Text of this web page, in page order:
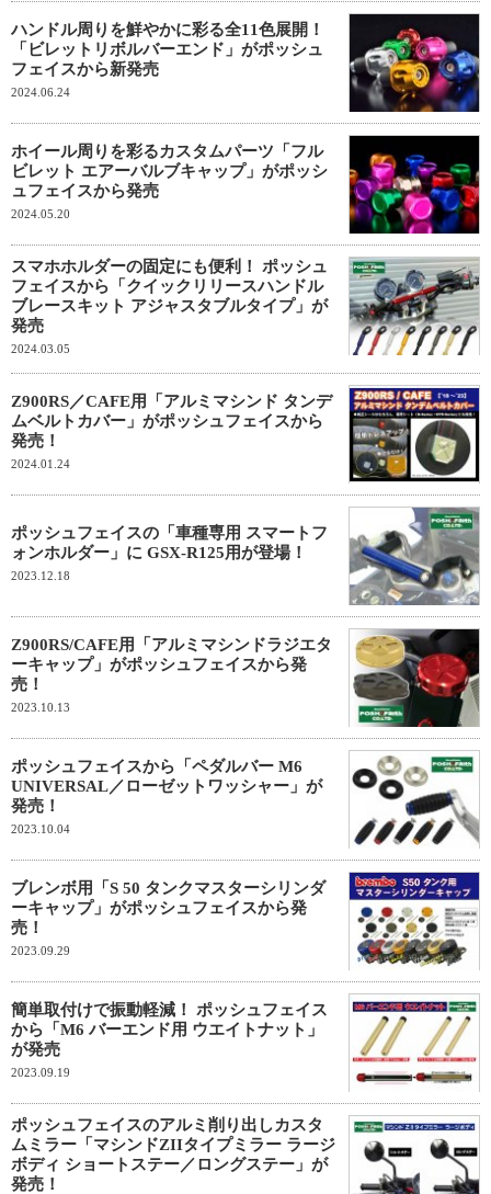
ハンドル周りを鮮やかに彩る全11色展開！
「ビレットリボルバーエンド」がポッシュ
フェイスから新発売
2024.06.24
ホイール周りを彩るカスタムパーツ「フル
ビレット エアーバルブキャップ」がポッシ
ュフェイスから発売
2024.05.20
スマホホルダーの固定にも便利！ ポッシュ
フェイスから「クイックリリースハンドル
ブレースキット アジャスタブルタイプ」が
発売
2024.03.05
Z900RS／CAFE用「アルミマシンド タンデ
ムベルトカバー」がポッシュフェイスから
発売！
2024.01.24
ポッシュフェイスの「車種専用 スマートフ
ォンホルダー」に GSX-R125用が登場！
2023.12.18
Z900RS/CAFE用「アルミマシンドラジエタ
ーキャップ」がポッシュフェイスから発
売！
2023.10.13
ポッシュフェイスから「ペダルバー M6
UNIVERSAL／ローゼットワッシャー」が
発売！
2023.10.04
ブレンボ用「S 50 タンクマスターシリンダ
ーキャップ」がポッシュフェイスから発
売！
2023.09.29
簡単取付けで振動軽減！ ポッシュフェイス
から「M6 バーエンド用 ウエイトナット」
が発売
2023.09.19
ポッシュフェイスのアルミ削り出しカスタ
ムミラー「マシンドZIIタイプミラー ラージ
ボディ ショートステー／ロングステー」が
発売！